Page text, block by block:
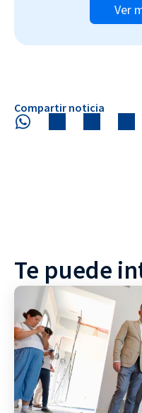
Ver
Compartir noticia
Te puede